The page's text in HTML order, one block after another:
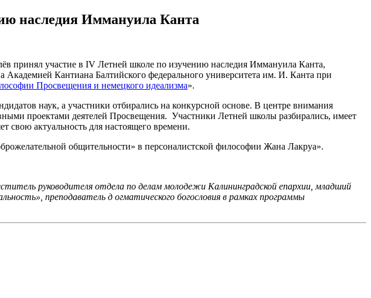
наследия Иммануила Канта
принял участие в IV Летней школе по изучению наследия Иммануила Канта,
Кантиана Балтийского федерального университета им. И. Канта при
Просвещения и немецкого идеализма».
наук, а участники отбирались на конкурсной основе. В центре внимания
проектами деятелей Просвещения. Участники Летней школы разбирались, имеет
свою актуальность для настоящего времени.
общительности» в персоналистской философии Жана Лакруа».
руководителя отдела по делам молодежи Калининградской епархии, младший
преподаватель д огматического богословия в рамках программы